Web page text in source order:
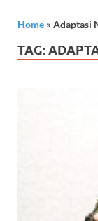
Home » Adaptasi
TAG: